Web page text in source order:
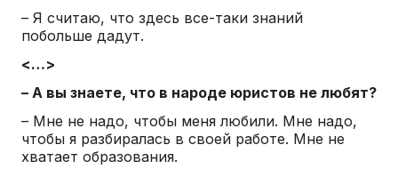
– Я считаю, что здесь все-таки знаний
побольше дадут.
<…>
– А вы знаете, что в народе юристов не любят?
– Мне не надо, чтобы меня любили. Мне надо,
чтобы я разбиралась в своей работе. Мне не
хватает образования.